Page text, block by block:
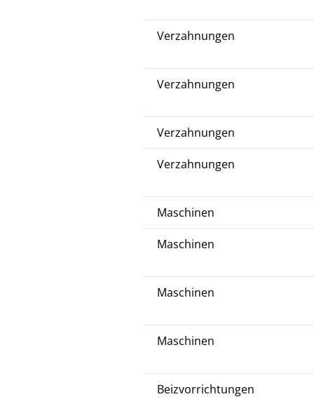
Verzahnungen
Verzahnungen
Verzahnungen
Verzahnungen
Maschinen
Maschinen
Maschinen
Maschinen
Beizvorrichtungen